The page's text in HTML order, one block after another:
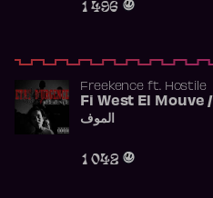
Freekence ft. Hostile
Fi West El Mouve / في وسط
الموف
1 042